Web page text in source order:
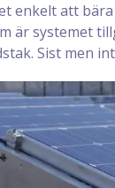
enkelt att
är systemet
Sist men